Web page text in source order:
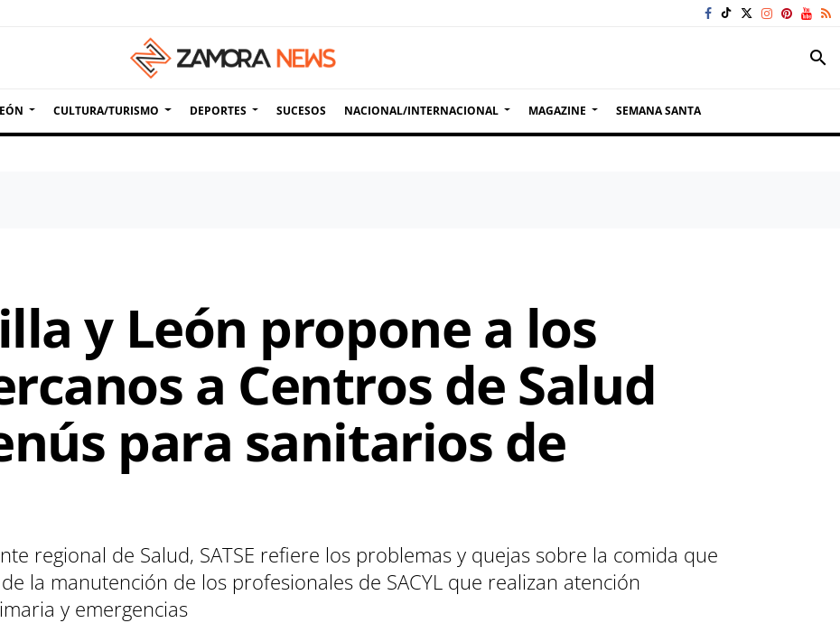
search
CULTURA/TURISMO DEPORTES SUCESOS NACIONAL/INTERNACIONAL MAGAZINE SEMANA SANTA
y León propone a los
a Centros de Salud
para sanitarios de
regional de Salud, SATSE refiere los problemas y quejas sobre la comida que
la manutención de los profesionales de SACYL que realizan atención
y emergencias